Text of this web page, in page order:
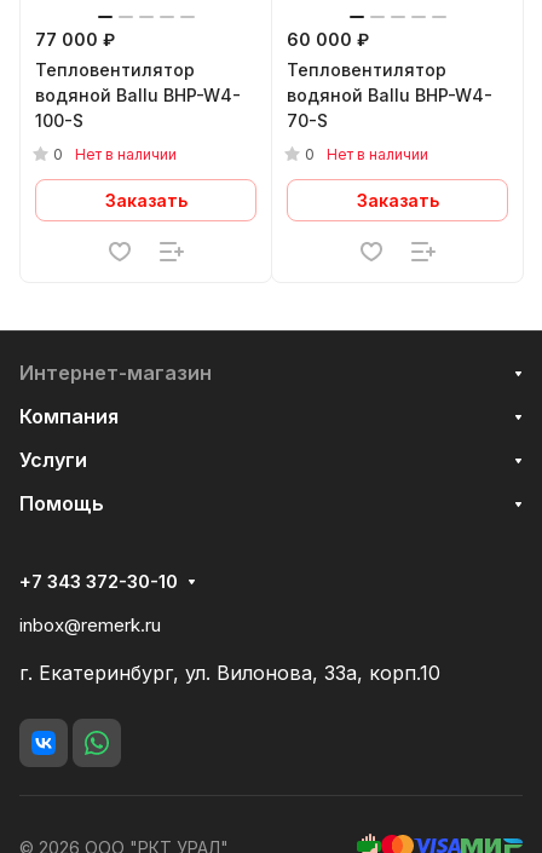
77 000 ₽
Тепловентилятор
водяной Ballu BHP-W4-
100-S
0 Нет в наличии
Заказать
60 000 ₽
Тепловентилятор
водяной Ballu BHP-W4-
70-S
0 Нет в наличии
Заказать
Интернет-магазин
Компания
Услуги
Помощь
+7 343 372-30-10
inbox@remerk.ru
г. Екатеринбург, ул. Вилонова, 33а, корп.10
© 2026 ООО "РКТ УРАЛ"